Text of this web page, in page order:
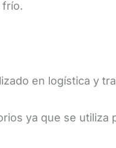
frío.
en logística y
ya que se utiliza